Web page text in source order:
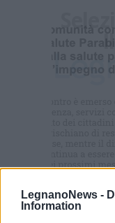
LegnanoNews -
Information
Commenti